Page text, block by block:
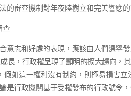
的審查機制對年夜陸樹立和完美響應
查
意志和好處的表現，應該由人們選舉
長，行政權呈現了顯明的擴大趨向，
假如這一權利沒有制約，則極易損害
是行政機關基于受權發布的行政號令